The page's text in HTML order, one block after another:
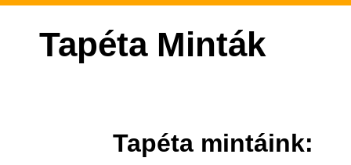
Tapéta Minták
Tapéta mintáink: